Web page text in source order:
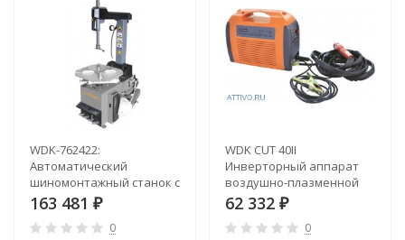
WDK-762422:
Автоматический
шиномонтажный станок с
функцией взрывной
накачки и поворотной
консолью
163 481 ₽
0
WDK CUT 40II
Инверторный аппарат
воздушно-плазменной
резки
62 332 ₽
0